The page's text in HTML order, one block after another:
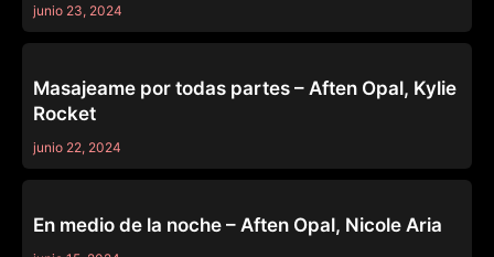
junio 23, 2024
Masajeame por todas partes – Aften Opal, Kylie
Rocket
junio 22, 2024
En medio de la noche – Aften Opal, Nicole Aria